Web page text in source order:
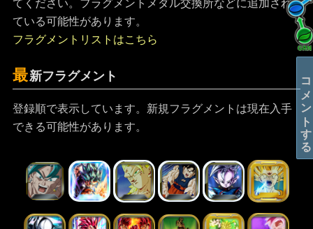
てください。フラグメントメダル交換所などに追加され
ている可能性があります。
フラグメントリストはこちら
最新フラグメント
登録順で表示しています。新規フラグメントは現在入手
できる可能性があります。
コメントする